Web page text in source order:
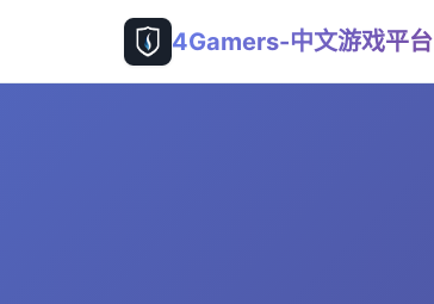
4Gamers-中文游戏平台